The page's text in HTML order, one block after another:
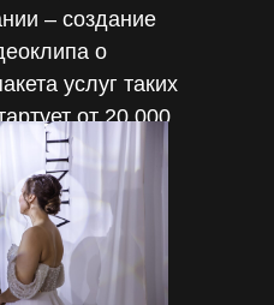
– создание
о
услуг таких
от 20 000